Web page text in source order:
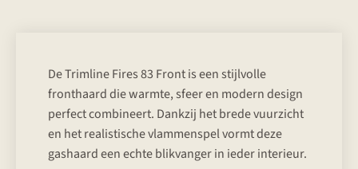
De Trimline Fires 83 Front is een stijlvolle
fronthaard die warmte, sfeer en modern design
perfect combineert. Dankzij het brede vuurzicht
en het realistische vlammenspel vormt deze
gashaard een echte blikvanger in ieder interieur.